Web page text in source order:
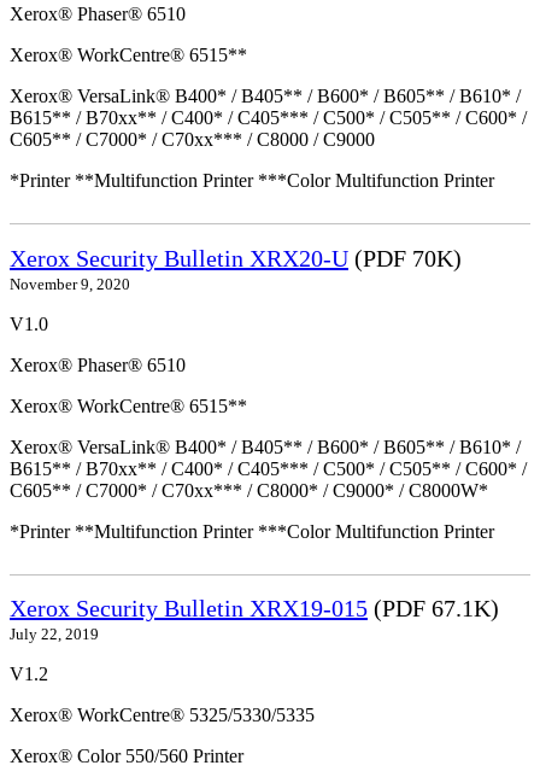
Xerox® Phaser® 6510
Xerox® WorkCentre® 6515**
Xerox® VersaLink® B400* / B405** / B600* / B605** / B610* /
B615** / B70xx** / C400* / C405*** / C500* / C505** / C600* /
C605** / C7000* / C70xx*** / C8000 / C9000
*Printer **Multifunction Printer ***Color Multifunction Printer
Xerox Security Bulletin XRX20-U (PDF 70K)
November 9, 2020
V1.0
Xerox® Phaser® 6510
Xerox® WorkCentre® 6515**
Xerox® VersaLink® B400* / B405** / B600* / B605** / B610* /
B615** / B70xx** / C400* / C405*** / C500* / C505** / C600* /
C605** / C7000* / C70xx*** / C8000* / C9000* / C8000W*
*Printer **Multifunction Printer ***Color Multifunction Printer
Xerox Security Bulletin XRX19-015 (PDF 67.1K)
July 22, 2019
V1.2
Xerox® WorkCentre® 5325/5330/5335
Xerox® Color 550/560 Printer